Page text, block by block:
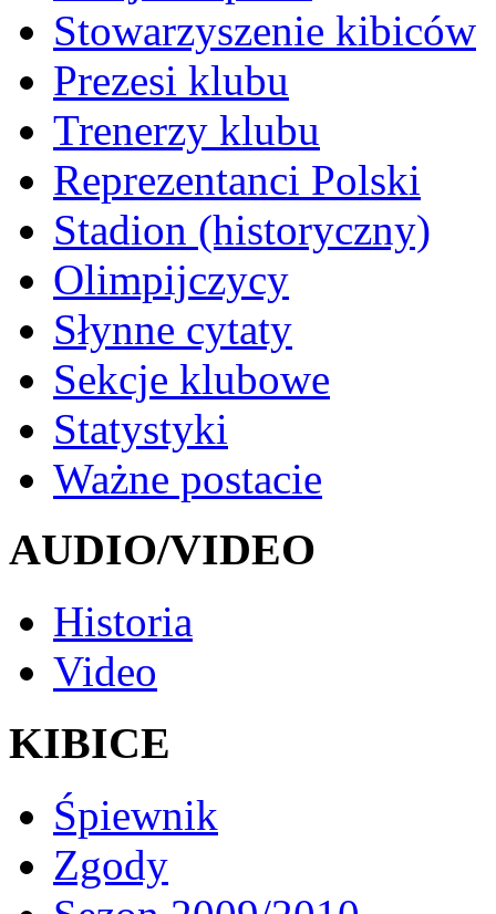
Stowarzyszenie kibiców
Prezesi klubu
Trenerzy klubu
Reprezentanci Polski
Stadion (historyczny)
Olimpijczycy
Słynne cytaty
Sekcje klubowe
Statystyki
Ważne postacie
AUDIO/VIDEO
Historia
Video
KIBICE
Śpiewnik
Zgody